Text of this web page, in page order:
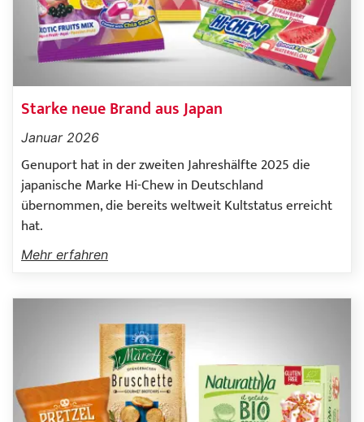
Starke neue Brand aus Japan
Januar 2026
Genuport hat in der zweiten Jahreshälfte 2025 die
japanische Marke Hi-Chew in Deutschland
übernommen, die bereits weltweit Kultstatus erreicht
hat.
Mehr erfahren